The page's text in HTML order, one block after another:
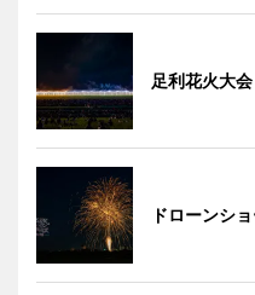
足利花火大
ドローンシ